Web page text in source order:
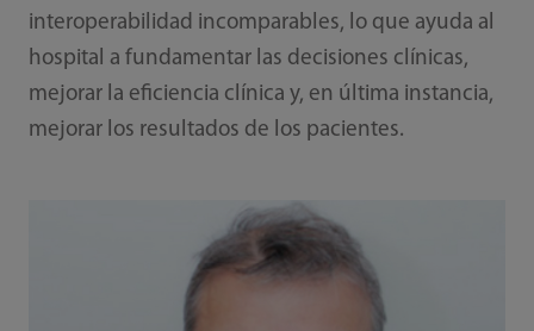
interoperabilidad incomparables, lo que ayuda al
hospital a fundamentar las decisiones clínicas,
mejorar la eficiencia clínica y, en última instancia,
mejorar los resultados de los pacientes.